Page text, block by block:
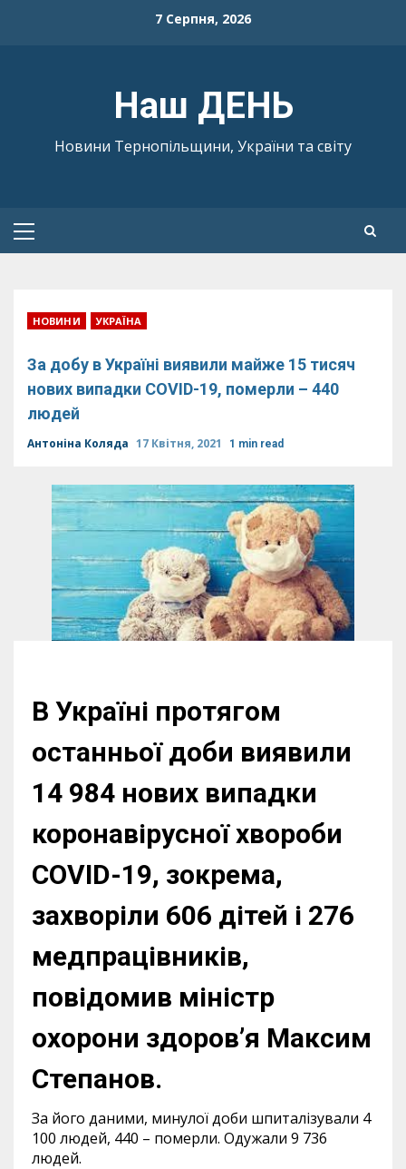
7 Серпня, 2026
Наш ДЕНЬ
Новини Тернопільщини, України та світу
Primary
НОВИНИ УКРАЇНА
За добу в Україні виявили майже 15 тисяч
нових випадки COVID-19, померли – 440
людей
Антоніна Коляда 17 Квітня, 2021 1 min read
В Україні протягом
останньої доби виявили
14 984 нових випадки
коронавірусної хвороби
COVID-19, зокрема,
захворіли 606 дітей і 276
медпрацівників,
повідомив міністр
охорони здоров’я Максим
Степанов.
За його даними, минулої доби шпиталізували 4
100 людей, 440 – померли. Одужали 9 736
людей.